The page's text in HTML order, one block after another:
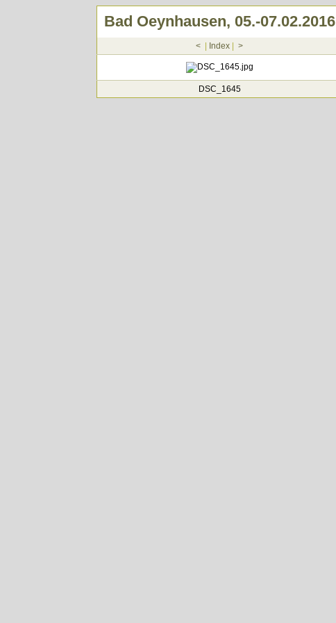
Bad Oeynhausen, 05.-07.02.2016
< Index >
DSC_1645